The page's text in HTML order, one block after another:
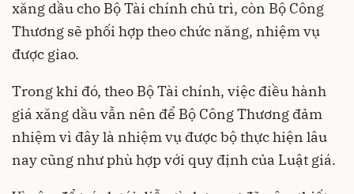
xăng dầu cho Bộ Tài chính chủ trì, còn Bộ Công
Thương sẽ phối hợp theo chức năng, nhiệm vụ
được giao.
Trong khi đó, theo Bộ Tài chính, việc điều hành
giá xăng dầu vẫn nên để Bộ Công Thương đảm
nhiệm vì đây là nhiệm vụ được bộ thực hiện lâu
nay cũng như phù hợp với quy định của Luật giá.